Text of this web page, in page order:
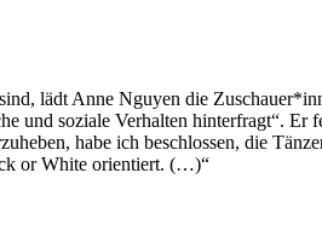
lädt Anne Nguyen die
soziale Verhalten hinterfragt“. Er
habe ich beschlossen, die
or White orientiert. (…)“